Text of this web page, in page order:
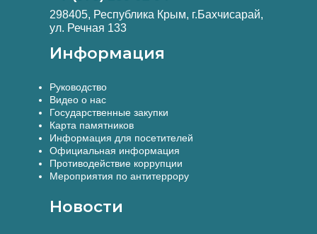
298405, Республика Крым, г.Бахчисарай,
ул. Речная 133
Информация
Руководство
Видео о нас
Государственные закупки
Карта памятников
Информация для посетителей
Официальная информация
Противодействие коррупции
Мероприятия по антитеррору
Новости